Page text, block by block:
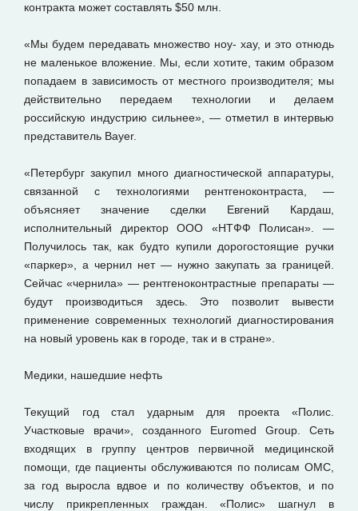
контракта может составлять $50 млн.
«Мы будем передавать множество ноу- хау, и это отнюдь
не маленькое вложение. Мы, если хотите, таким образом
попадаем в зависимость от местного производителя; мы
действительно передаем технологии и делаем
российскую индустрию сильнее», — отметил в интервью
представитель Bayer.
«Петербург закупил много диагностической аппаратуры,
связанной с технологиями рентгеноконтраста, —
объясняет значение сделки Евгений Кардаш,
исполнительный директор ООО «НТФФ Полисан». —
Получилось так, как будто купили дорогостоящие ручки
«паркер», а чернил нет — нужно закупать за границей.
Сейчас «чернила» — рентгеноконтрастные препараты —
будут производиться здесь. Это позволит вывести
применение современных технологий диагностирования
на новый уровень как в городе, так и в стране».
Медики, нашедшие нефть
Текущий год стал ударным для проекта «Полис.
Участковые врачи», созданного Euromed Group. Сеть
входящих в группу центров первичной медицинской
помощи, где пациенты обслуживаются по полисам ОМС,
за год выросла вдвое и по количеству объектов, и по
числу прикрепленных граждан. «Полис» шагнул в